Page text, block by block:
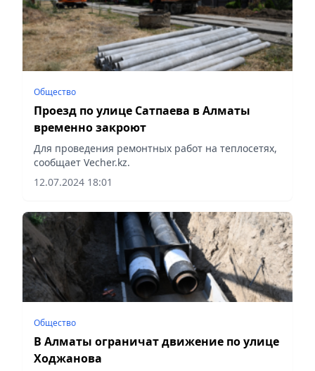
Общество
Проезд по улице Сатпаева в Алматы
временно закроют
Для проведения ремонтных работ на теплосетях,
сообщает Vecher.kz.
12.07.2024 18:01
Общество
В Алматы ограничат движение по улице
Ходжанова